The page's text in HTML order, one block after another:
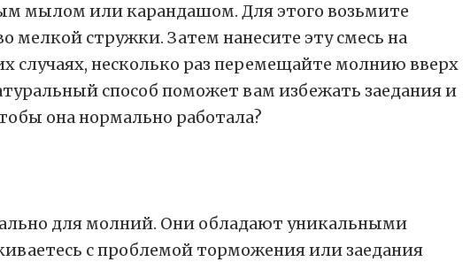
мылом или карандашом. Для этого возьмите
стружки. Затем нанесите эту смесь на
случаях, несколько раз перемещайте молнию вверх
способ поможет вам избежать заедания и
для молний. Они обладают уникальными
с проблемой торможения или заедания